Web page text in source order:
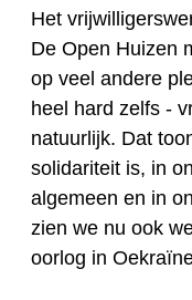
Het
De Open Huizen
op veel andere
heel hard zelfs -
natuurlijk. Dat
solidariteit is, in
algemeen en in
zien we nu ook
oorlog in